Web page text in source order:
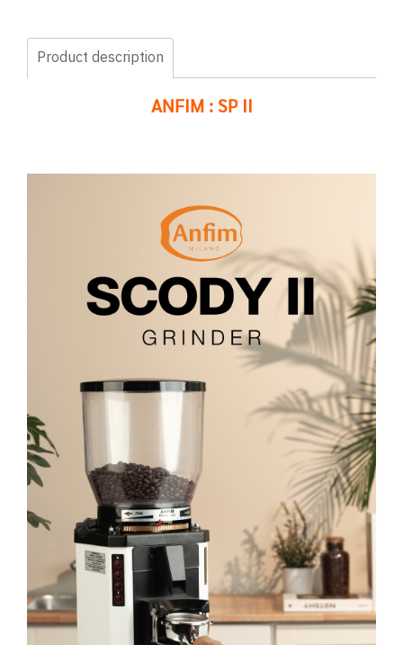
Product description
ANFIM : SP II